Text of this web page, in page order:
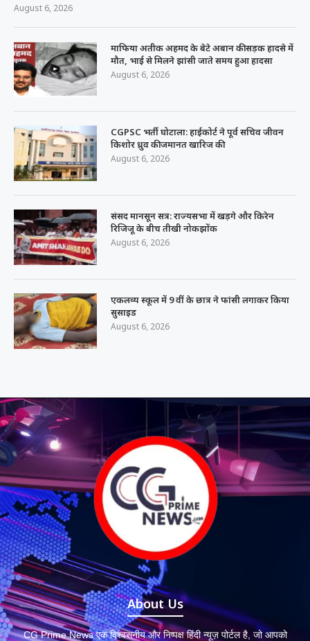
August 6, 2026
माफिया अतीक अहमद के बेटे अबान की सड़क हादसे में
मौत, भाई से मिलने झांसी जाते समय हुआ हादसा
August 6, 2026
CGPSC भर्ती घोटाला: हाईकोर्ट ने पूर्व सचिव जीवन
किशोर ध्रुव की जमानत खारिज की
August 6, 2026
संसद मानसून सत्र: राज्यसभा में खड़गे और किरेन
रिजिजू के बीच तीखी नोकझोंक
August 6, 2026
एकलव्य स्कूल में 9 वीं के छात्र ने फांसी लगाकर किया
सुसाइड
August 6, 2026
About Us
CG Prime News एक विश्वसनीय और निष्पक्ष हिंदी न्यूज़ पोर्टल है, जो आपको